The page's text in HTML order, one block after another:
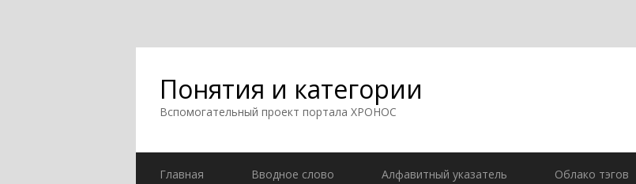
Понятия и категории
Вспомогательный проект портала ХРОНОС
Главная Вводное слово Алфавитный указатель Облако тэгов